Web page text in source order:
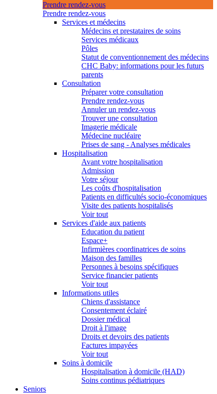
Prendre rendez-vous
Prendre rendez-vous
Services et médecins
Médecins et prestataires de soins
Services médicaux
Pôles
Statut de conventionnement des médecins
CHC Baby: informations pour les futurs
parents
Consultation
Préparer votre consultation
Prendre rendez-vous
Annuler un rendez-vous
Trouver une consultation
Imagerie médicale
Médecine nucléaire
Prises de sang - Analyses médicales
Hospitalisation
Avant votre hospitalisation
Admission
Votre séjour
Les coûts d'hospitalisation
Patients en difficultés socio-économiques
Visite des patients hospitalisés
Voir tout
Services d'aide aux patients
Education du patient
Espace+
Infirmières coordinatrices de soins
Maison des familles
Personnes à besoins spécifiques
Service financier patients
Voir tout
Informations utiles
Chiens d'assistance
Consentement éclairé
Dossier médical
Droit à l'image
Droits et devoirs des patients
Factures impayées
Voir tout
Soins à domicile
Hospitalisation à domicile (HAD)
Soins continus pédiatriques
Seniors